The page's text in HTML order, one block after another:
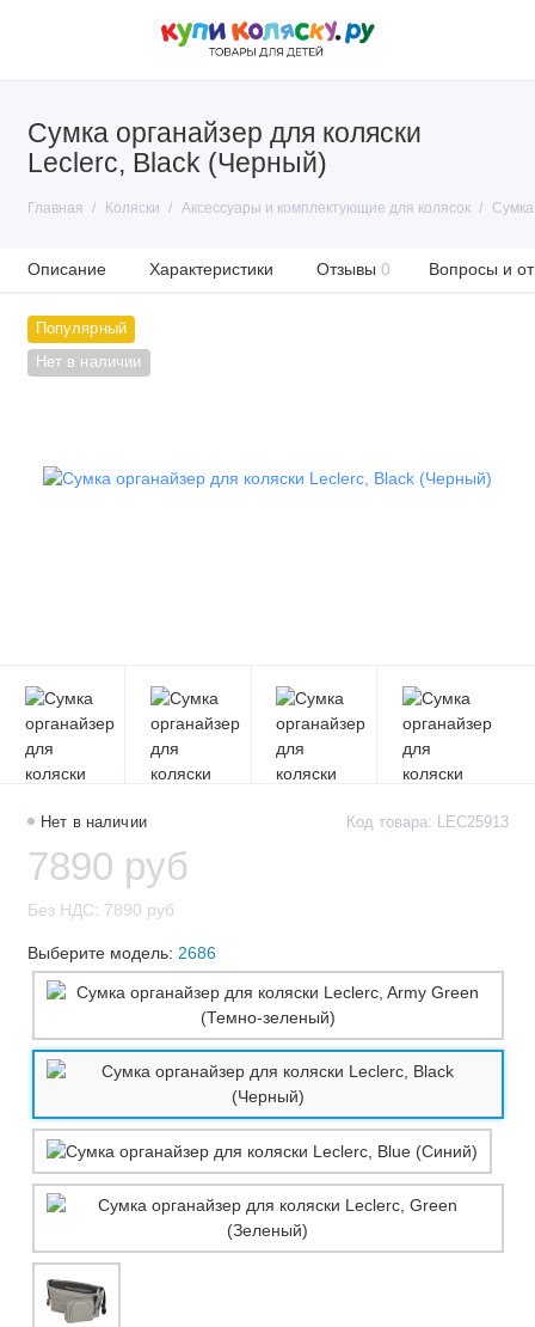
Сумка органайзер для коляски
Leclerc, Black (Черный)
Главная Коляски Аксессуары и комплектующие для колясок
Описание Характеристики Отзывы 0 Вопросы и
Популярный
Нет в наличии
Нет в наличии Код товара: LEC25913
7890 руб
Без НДС: 7890 руб
Выберите модель: 2686